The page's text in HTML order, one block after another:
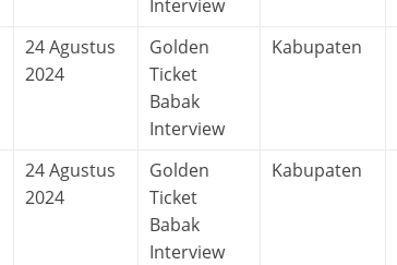
Interview
24 Agustus
2024
Golden
Ticket
Babak
Interview
Kabupaten
24 Agustus
2024
Golden
Ticket
Babak
Interview
Kabupaten